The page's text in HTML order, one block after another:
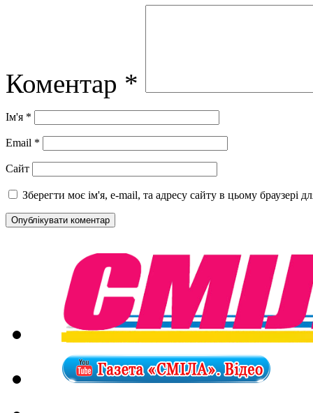
Коментар *
Ім'я *
Email *
Сайт
Зберегти моє ім'я, e-mail, та адресу сайту в цьому браузері